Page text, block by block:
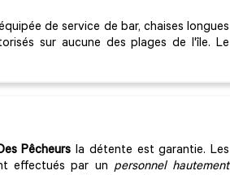
de service de bar, chaises longues
sur aucune des plages de l'île. Le
Pêcheurs la détente est garantie. Les
effectués par un personnel hautement